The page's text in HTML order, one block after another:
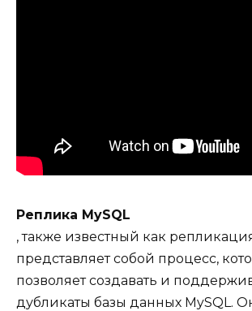
Реплика MySQL
, также известный как
представляет собой процесс,
позволяет создавать и
дубликаты базы данных MySQL.